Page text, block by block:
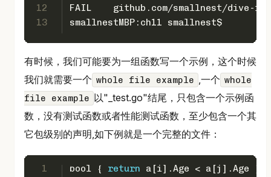
12
13
smallnestMBP:ch11 smallnest$
有时候，我们可能要为一组函数写一个示例，这个时候
我们就需要一个 whole file example ,一个 whole
file example 以"_test.go"结尾，只包含一个示例函
数，没有测试函数或者性能测试函数，至少包含一个其
它包级别的声明,如下例就是一个完整的文件：
1
bool { return a[i].Age < a[j].Age }